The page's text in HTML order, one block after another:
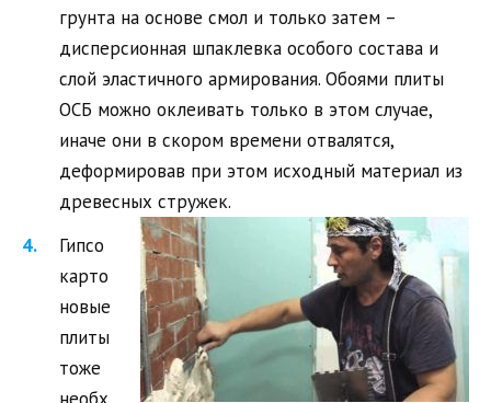
грунта на основе смол и только затем –
дисперсионная шпаклевка особого состава и
слой эластичного армирования. Обоями плиты
ОСБ можно оклеивать только в этом случае,
иначе они в скором времени отвалятся,
деформировав при этом исходный материал из
древесных стружек.
Гипсо
карто
новые
плиты
тоже